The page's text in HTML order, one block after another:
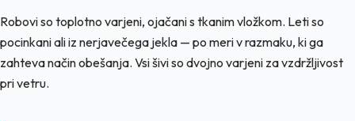
Robovi so toplotno varjeni, ojačani s tkanim vložkom. Leti so
pocinkani ali iz nerjavečega jekla — po meri v razmaku, ki ga
zahteva način obešanja. Vsi šivi so dvojno varjeni za vzdržljivost
pri vetru.